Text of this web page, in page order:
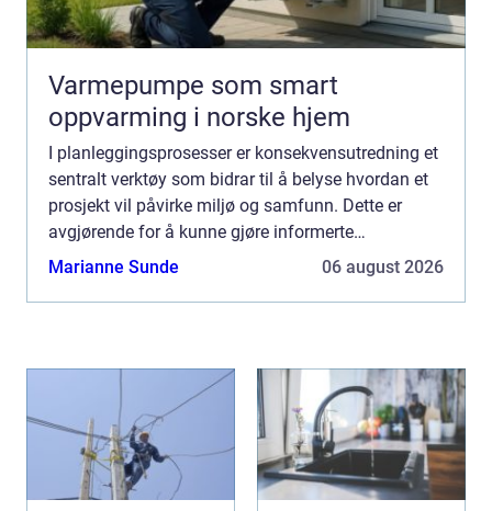
Varmepumpe som smart
oppvarming i norske hjem
I planleggingsprosesser er konsekvensutredning et
sentralt verktøy som bidrar til å belyse hvordan et
prosjekt vil påvirke miljø og samfunn. Dette er
avgjørende for å kunne gjøre informerte
beslutninger s...
Marianne Sunde 06 august 2026